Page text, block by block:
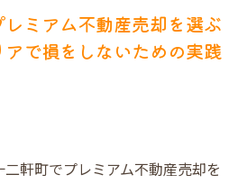
ミアム不動産売却を選ぶ
で損をしないための実践
軒町でプレミアム不動産売却を